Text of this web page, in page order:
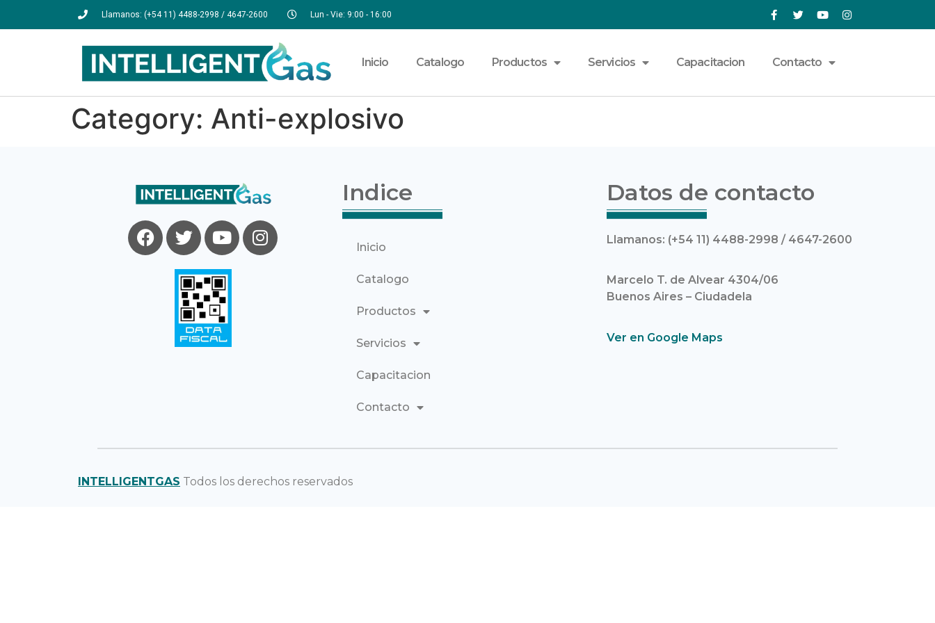
Llamanos: (+54 11) 4488-2998 / 4647-2600 Lun - Vie: 9:00 - 16:00
Inicio Catalogo Productos Servicios Capacitacion Contacto
Category: Anti-explosivo
Indice
Inicio
Catalogo
Productos
Servicios
Capacitacion
Contacto
Datos de contacto
Llamanos: (+54 11) 4488-2998 / 4647-2600
Marcelo T. de Alvear 4304/06
Buenos Aires – Ciudadela
Ver en Google Maps
INTELLIGENTGAS Todos los derechos reservados